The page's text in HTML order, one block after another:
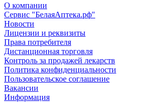
О компании
Сервис "БелаяАптека.рф"
Новости
Лицензии и реквизиты
Права потребителя
Дистанционная торговля
Контроль за продажей лекарств
Политика конфиденциальности
Пользовательское соглашение
Вакансии
Информация